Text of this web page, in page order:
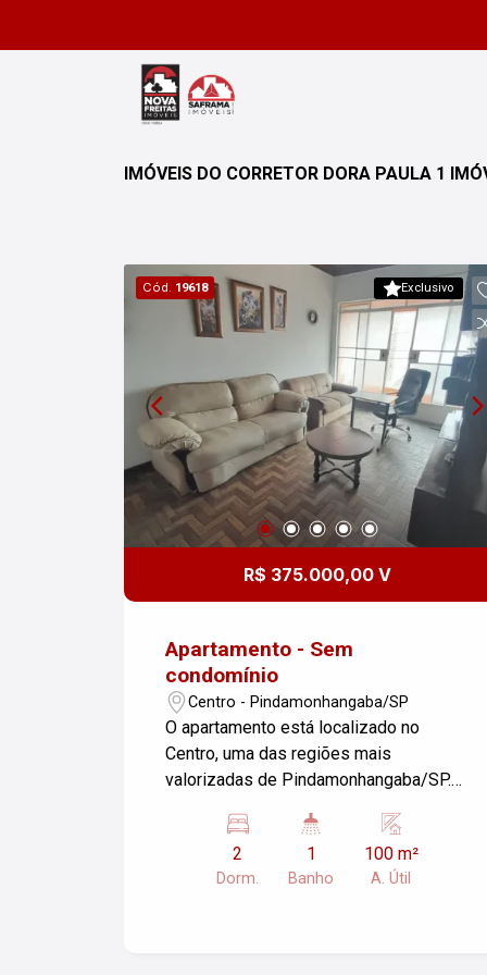
IMÓVEIS DO CORRETOR DORA PAULA 1
Exclusivo
Cód. 19618
R$ 375.000,00 V
Apartamento - Sem
condomínio
Centro - Pindamonhangaba/SP
O apartamento está localizado no
Centro, uma das regiões mais
valorizadas de Pindamonhangaba/SP.
hospitais e com fácil acesso às
principais vias da cidade. O imóvel
conta com 2 dormitórios, perfeito para
2
Dorm.
1
Banho
100 m²
A. Útil